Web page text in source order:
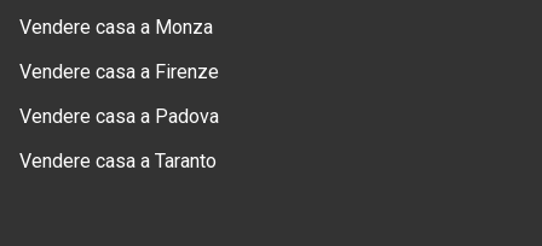
Vendere casa a Monza
Vendere casa a Firenze
Vendere casa a Padova
Vendere casa a Taranto